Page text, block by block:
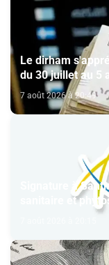
Le dirham
du 30 juillet au 5
7 août 2026 à 20:49
Signature à
sanitaire et